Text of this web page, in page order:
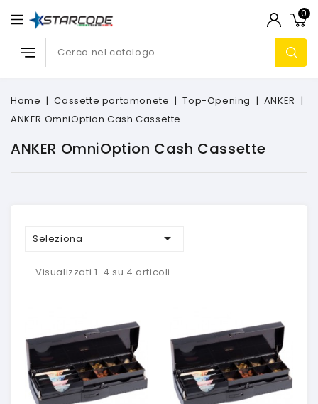
0
Home Cassette portamonete Top-Opening
ANKER
ANKER OmniOption Cash Cassette
ANKER OmniOption Cash Cassette
Seleziona 
Visualizzati 1-4 su 4 articoli